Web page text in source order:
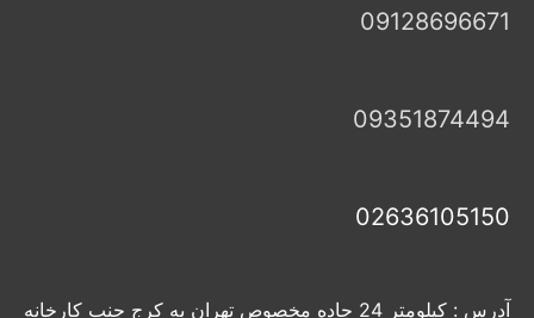
09128696671
09351874494
02636105150
آدرس : کیلومتر 24 جاده مخصوص تهران به کرج جنب کارخانه